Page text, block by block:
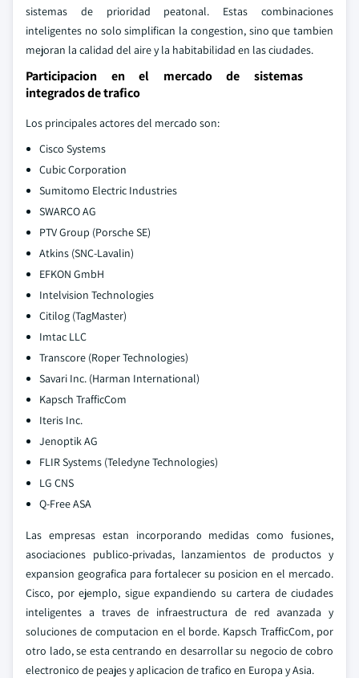
sistemas de prioridad peatonal. Estas combinaciones
inteligentes no solo simplifican la congestion, sino que tambien
mejoran la calidad del aire y la habitabilidad en las ciudades.
Participacion en el mercado de sistemas
integrados de trafico
Los principales actores del mercado son:
Cisco Systems
Cubic Corporation
Sumitomo Electric Industries
SWARCO AG
PTV Group (Porsche SE)
Atkins (SNC-Lavalin)
EFKON GmbH
Intelvision Technologies
Citilog (TagMaster)
Imtac LLC
Transcore (Roper Technologies)
Savari Inc. (Harman International)
Kapsch TrafficCom
Iteris Inc.
Jenoptik AG
FLIR Systems (Teledyne Technologies)
LG CNS
Q-Free ASA
Las empresas estan incorporando medidas como fusiones,
asociaciones publico-privadas, lanzamientos de productos y
expansion geografica para fortalecer su posicion en el mercado.
Cisco, por ejemplo, sigue expandiendo su cartera de ciudades
inteligentes a traves de infraestructura de red avanzada y
soluciones de computacion en el borde. Kapsch TrafficCom, por
otro lado, se esta centrando en desarrollar su negocio de cobro
electronico de peajes y aplicacion de trafico en Europa y Asia.